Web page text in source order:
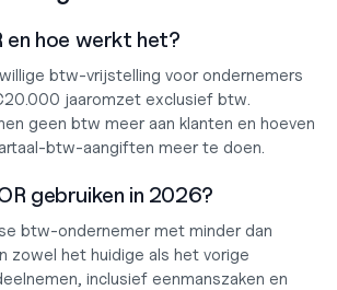
en hoe werkt het?
btw-vrijstelling voor ondernemers
jaaromzet exclusief btw.
geen btw meer aan klanten en hoeven
btw-aangiften meer te doen.
gebruiken in 2026?
btw-ondernemer met minder dan
zowel het huidige als het vorige
inclusief eenmanszaken en